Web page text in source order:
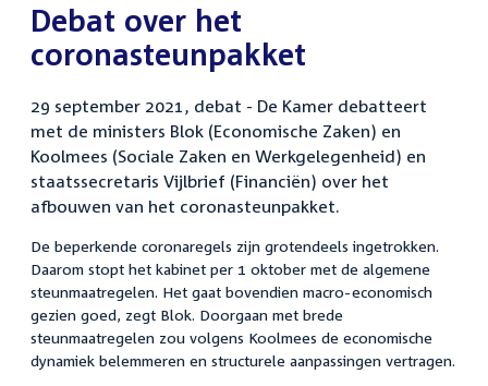
Debat over het
coronasteunpakket
29 september 2021, debat - De Kamer debatteert
met de ministers Blok (Economische Zaken) en
Koolmees (Sociale Zaken en Werkgelegenheid) en
staatssecretaris Vijlbrief (Financiën) over het
afbouwen van het coronasteunpakket.
De beperkende coronaregels zijn grotendeels ingetrokken.
Daarom stopt het kabinet per 1 oktober met de algemene
steunmaatregelen. Het gaat bovendien macro-economisch
gezien goed, zegt Blok. Doorgaan met brede
steunmaatregelen zou volgens Koolmees de economische
dynamiek belemmeren en structurele aanpassingen vertragen.